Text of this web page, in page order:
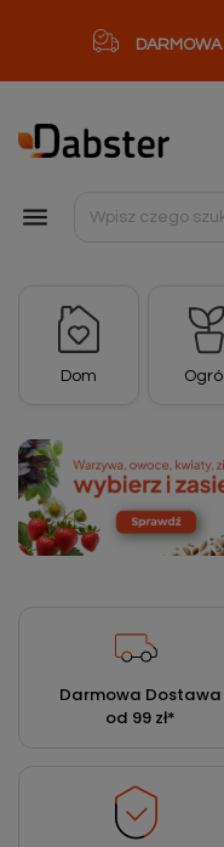

Dom
Darmowa Dostawa
od 99 zł*